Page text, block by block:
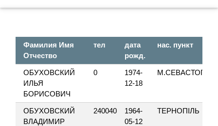
Фамилия Имя
Отчество
тел
дата
рожд.
нас. пункт
ОБУХОВСКИЙ
ИЛЬЯ
БОРИСОВИЧ
0
1974-
12-18
ОБУХОВСКИЙ
ВЛАДИМИР
240040
1964-
05-12
ТЕРНОПІЛЬ